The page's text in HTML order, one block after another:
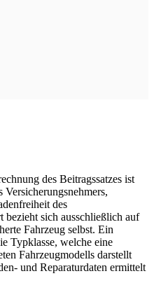
des Beitragssatzes ist
Versicherungsnehmers,
des
bezieht sich ausschließlich auf
Fahrzeug selbst. Ein
Typklasse, welche eine
Fahrzeugmodells darstellt
und Reparaturdaten ermittelt